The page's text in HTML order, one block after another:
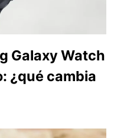
Galaxy Watch
¿qué cambia